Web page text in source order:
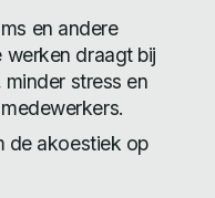
en andere
werken draagt bij
stress en
de akoestiek op